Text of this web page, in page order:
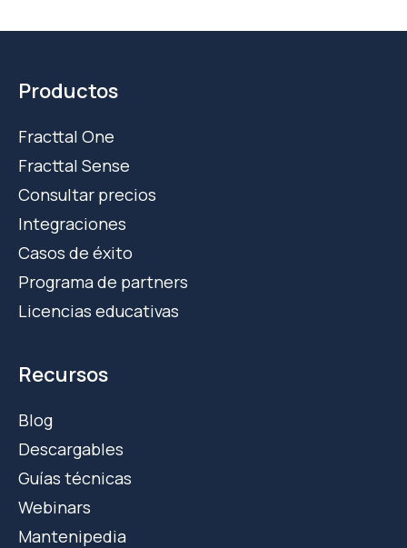
Productos
Fracttal One
Fracttal Sense
Consultar precios
Integraciones
Casos de éxito
Programa de partners
Licencias educativas
Recursos
Blog
Descargables
Guías técnicas
Webinars
Mantenipedia